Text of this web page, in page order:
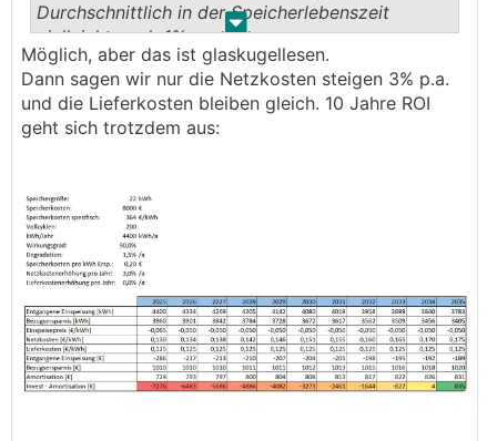
Das ist natürlich alles glaskugellesen und variable
Bezugstarife, welche die Betrachtung noch besser
machen könnten, wurden noch garnicht betrachtet,
ABER ich denke das Ziel der Amortisation von unter
10 Jahren ist auf jedenfall gegeben, selbst mit einem
Fragen:
Findet ihr in meinen Annahmen/Betrachtungen
. .
Durchschnittlich in der Speicherlebenszeit
vielleicht noch 1% p. a.
Aber man wird sehen...
Möglich, aber das ist glaskugellesen.
Dann sagen wir nur die Netzkosten steigen 3% p.a.
und die Lieferkosten bleiben gleich. 10 Jahre ROI
geht sich trotzdem aus: